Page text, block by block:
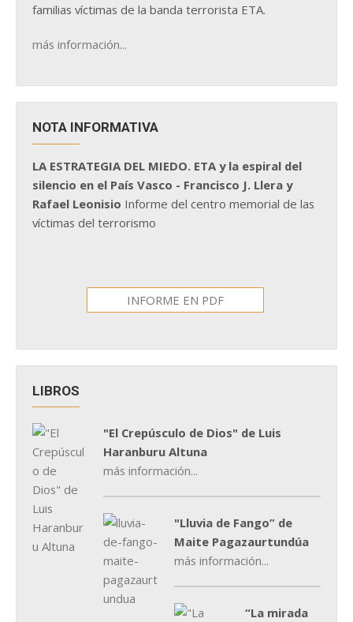
familias víctimas de la banda terrorista ETA.
más información...
NOTA INFORMATIVA
LA ESTRATEGIA DEL MIEDO. ETA y la espiral del
silencio en el País Vasco - Francisco J. Llera y
Rafael Leonisio Informe del centro memorial de las
víctimas del terrorismo
INFORME EN PDF
LIBROS
"El Crepúsculo de Dios" de Luis
Haranburu Altuna
más información...
"Lluvia de Fango” de
Maite Pagazaurtundúa
más información...
“La mirada